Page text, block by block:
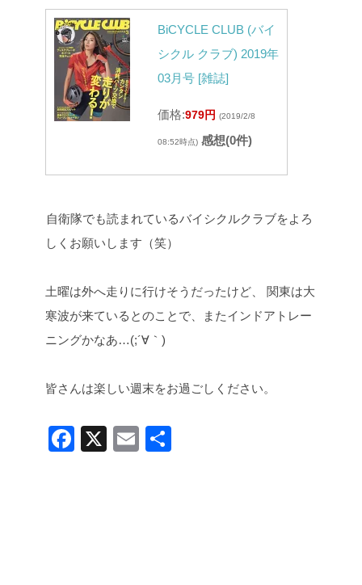
BiCYCLE CLUB (バイ
シクル クラブ) 2019年
03月号 [雑誌]
価格:979円 (2019/2/8
08:52時点) 感想(0件)
自衛隊でも読まれているバイシクルクラブをよろ
しくお願いします（笑）
土曜は外へ走りに行けそうだったけど、
関東は大
寒波が来ているとのことで、またインドアトレー
ニングかなあ…(;´∀｀)
皆さんは楽しい週末をお過ごしください。
F
X
E